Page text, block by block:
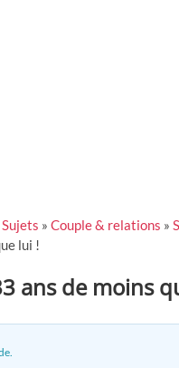
Sujets »Couple & relations »
lui !
ans de moins